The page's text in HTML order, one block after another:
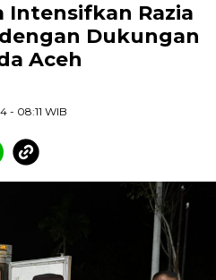
Intensifkan Razia
Dukungan
Aceh
- 08:11 WIB